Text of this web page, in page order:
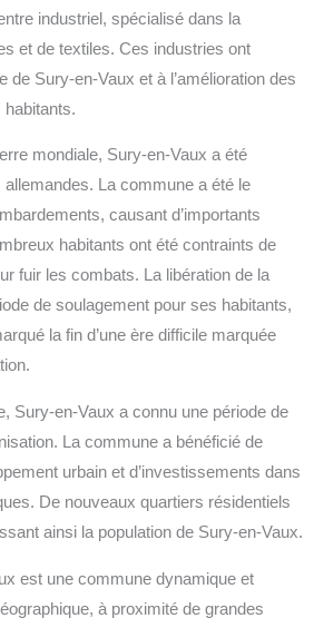
industriel, spécialisé dans la
et de textiles. Ces industries ont
de Sury-en-Vaux et à l’amélioration des
mondiale, Sury-en-Vaux a été
La commune a été le
causant d’importants
habitants ont été contraints de
fuir les combats. La libération de la
de soulagement pour ses habitants,
la fin d’une ère difficile marquée
Sury-en-Vaux a connu une période de
La commune a bénéficié de
urbain et d’investissements dans
De nouveaux quartiers résidentiels
ainsi la population de Sury-en-Vaux.
est une commune dynamique et
à proximité de grandes